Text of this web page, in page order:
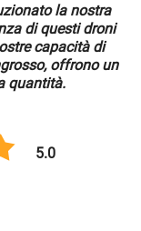
la nostra
di questi droni
capacità di
offrono un
quantità.
5.0